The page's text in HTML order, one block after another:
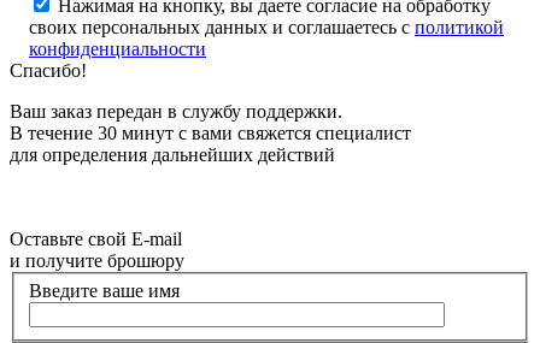
Нажимая на кнопку, вы даете согласие на обработку
своих персональных данных и соглашаетесь с политикой
конфиденциальности
Спасибо!
Ваш заказ передан в службу поддержки.
В течение 30 минут с вами свяжется специалист
для определения дальнейших действий
Оставьте свой E-mail
и получите брошюру
Введите ваше имя